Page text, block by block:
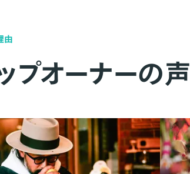
由
プオーナーの声